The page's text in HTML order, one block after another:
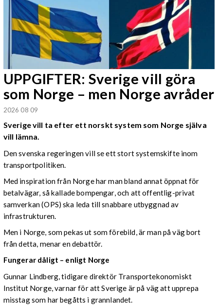
UPPGIFTER: Sverige vill göra
som Norge – men Norge avråder
2026 08 09
Sverige vill ta efter ett norskt system som Norge själva
vill lämna.
Den svenska regeringen vill se ett stort systemskifte inom
transportpolitiken.
Med inspiration från Norge har man bland annat öppnat för
betalvägar, så kallade bompengar, och att offentlig-privat
samverkan (OPS) ska leda till snabbare utbyggnad av
infrastrukturen.
Men i Norge, som pekas ut som förebild, är man på väg bort
från detta, menar en debattör.
Fungerar dåligt – enligt Norge
Gunnar Lindberg, tidigare direktör Transportekonomiskt
Institut Norge, varnar för att Sverige är på väg att upprepa
misstag som har begåtts i grannlandet.